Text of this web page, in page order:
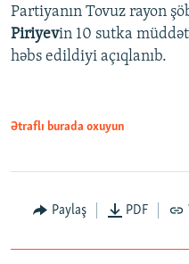
Partiyanın Tovuz rayon
Piriyevin 10 sutka
həbs edildiyi açıqlanıb.
Ətraflı burada oxuyun
Paylaş PDF